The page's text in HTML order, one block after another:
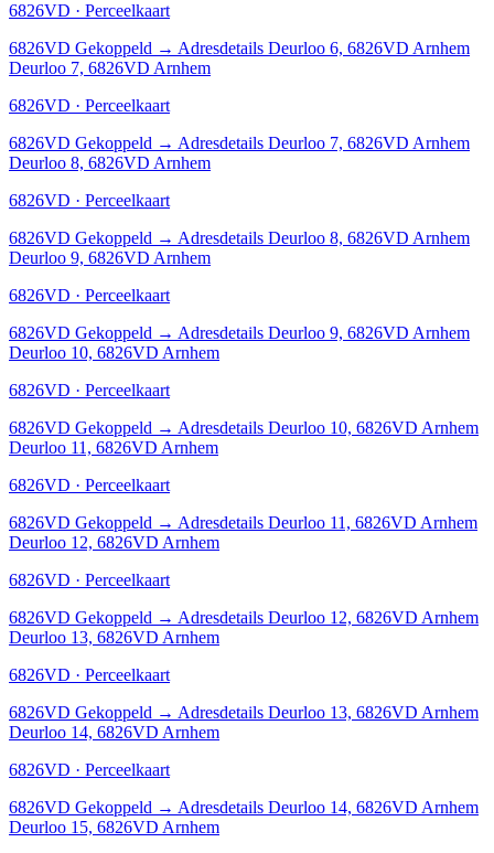
6826VD · Perceelkaart
6826VD Gekoppeld → Adresdetails Deurloo 6, 6826VD Arnhem
Deurloo 7, 6826VD Arnhem
6826VD · Perceelkaart
6826VD Gekoppeld → Adresdetails Deurloo 7, 6826VD Arnhem
Deurloo 8, 6826VD Arnhem
6826VD · Perceelkaart
6826VD Gekoppeld → Adresdetails Deurloo 8, 6826VD Arnhem
Deurloo 9, 6826VD Arnhem
6826VD · Perceelkaart
6826VD Gekoppeld → Adresdetails Deurloo 9, 6826VD Arnhem
Deurloo 10, 6826VD Arnhem
6826VD · Perceelkaart
6826VD Gekoppeld → Adresdetails Deurloo 10, 6826VD Arnhem
Deurloo 11, 6826VD Arnhem
6826VD · Perceelkaart
6826VD Gekoppeld → Adresdetails Deurloo 11, 6826VD Arnhem
Deurloo 12, 6826VD Arnhem
6826VD · Perceelkaart
6826VD Gekoppeld → Adresdetails Deurloo 12, 6826VD Arnhem
Deurloo 13, 6826VD Arnhem
6826VD · Perceelkaart
6826VD Gekoppeld → Adresdetails Deurloo 13, 6826VD Arnhem
Deurloo 14, 6826VD Arnhem
6826VD · Perceelkaart
6826VD Gekoppeld → Adresdetails Deurloo 14, 6826VD Arnhem
Deurloo 15, 6826VD Arnhem